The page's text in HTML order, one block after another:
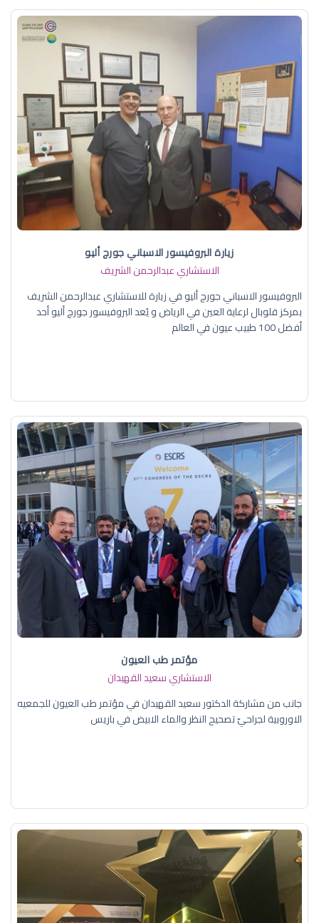
زيارة البروفيسور الاسباني جورج أليو
الاستشاري عبدالرحمن الشريف
البروفيسور الاسباني جورج أليو في زيارة للاستشاري عبدالرحمن الشريف
بمركز قلوبال لرعاية العين في الرياض و يُعد البروفيسور جورج أليو أحد
أفضل 100 طبيب عيون في العالم
مؤتمر طب العيون
الاستشاري سعيد القهيدان
جانب من مشاركة الدكتور سعيد القهيدان في مؤتمر طب العيون للجمعيه
الاوروبية لجراحيّ تصحيح النظر والماء الابيض في باريس